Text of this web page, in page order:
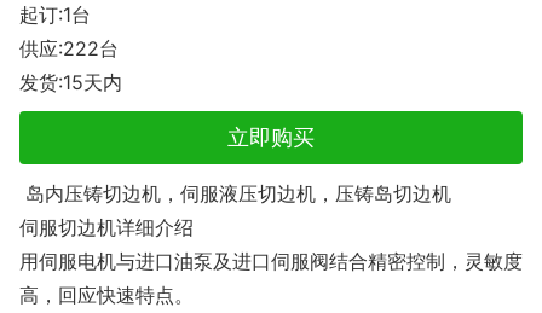
起订:1台
供应:222台
发货:15天内
立即购买
岛内压铸切边机，伺服液压切边机，压铸岛切边机
伺服切边机详细介绍
用伺服电机与进口油泵及进口伺服阀结合精密控制，灵敏度
高，回应快速特点。